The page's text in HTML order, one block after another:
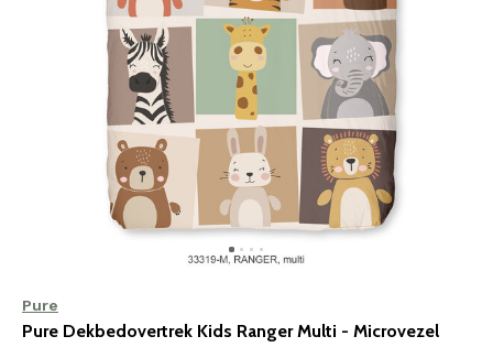
Pure
Pure Dekbedovertrek Kids Ranger Multi - Microvezel